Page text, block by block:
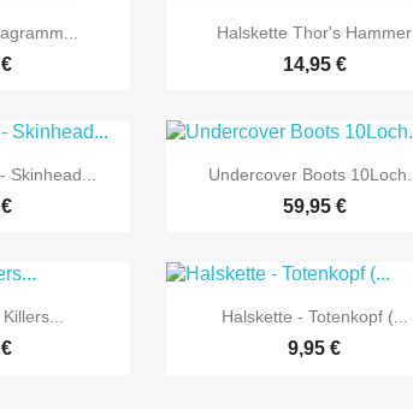
 Vorschau
Halskette Thor's Hammer
14,95 €
 Vorschau
Undercover Boots 10Loch...
59,95 €
 Vorschau
Halskette - Totenkopf (...
9,95 €